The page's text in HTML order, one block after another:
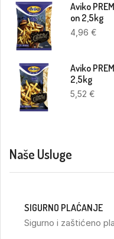
Aviko
on 2,5kg
4,96€
Aviko
2,5kg
5,52€
Naše Usluge
SIGURNO PLAĆANJE
Sigurno i zaštićeno